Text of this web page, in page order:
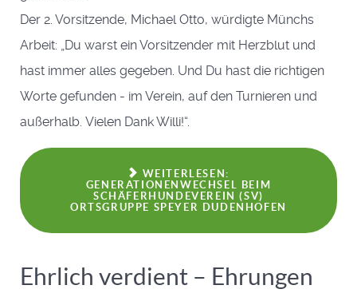
Der 2. Vorsitzende, Michael Otto, würdigte Münchs
Arbeit: „Du warst ein Vorsitzender mit Herzblut und
hast immer alles gegeben. Und Du hast die richtigen
Worte gefunden - im Verein, auf den Turnieren und
außerhalb. Vielen Dank Willi!“.
WEITERLESEN:
GENERATIONENWECHSEL BEIM
SCHÄFERHUNDEVEREIN (SV)
ORTSGRUPPE SPEYER DUDENHOFEN
Ehrlich verdient – Ehrungen